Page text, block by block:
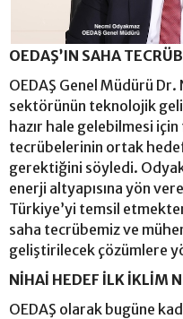
OEDAŞ’IN SAHA
OEDAŞ Genel Müdürü
sektörünün teknolojik
hazır hale gelebilmesi
tecrübelerinin ortak
gerektiğini söyledi.
enerji altyapısına yön
Türkiye’yi temsil
saha tecrübemiz ve
geliştirilecek çözümlere
NİHAİ HEDEF İLK İKLİM
OEDAŞ olarak bugüne